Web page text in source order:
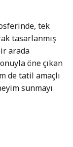
tek
tasarlanmış
arada
öne çıkan
de tatil amaçlı
sunmayı